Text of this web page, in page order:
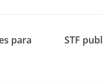
para
STF